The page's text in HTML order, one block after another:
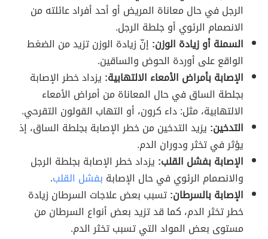
الرجل في حال معاناة المريض أو أحد أفراد عائلته من
الانصمام الرئوي أو جلطة الرجل.
السمنة أو زيادة الوزن: إنّ زيادة الوزن تزيد من الضغط
الواقع على أوردة الحوض والساقين.
الإصابة بأمراض الأمعاء الالتهابية: يزداد خطر الإصابة
بجلطة الساق في حال المعاناة من أمراض الأمعاء
الالتهابية، مثل: داء كرون، أو التهاب القولون التقرحي.
التدخين: يزيد التدخين من خطر الإصابة بجلطة الساق، إذ
يؤثر في تخثر ودوران الدم.
الإصابة بفشل القلب: يزداد خطر الإصابة بجلطة الرجل
والانصمام الرئوي في حال الإصابة بفشل القلب.
الإصابة بالسرطان:تسبب بعض علاجات السرطان زيادة
خطر تخثر الدم، كما قد تزيد بعض أنواع السرطان من
مستوى بعض المواد التي تسبب تخثر الدم.